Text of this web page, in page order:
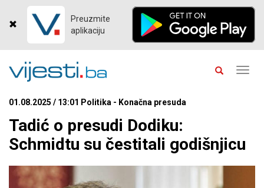
Preuzmite
aplikaciju
01.08.2025 / 13:01 Politika - Konačna presuda
Tadić o presudi Dodiku:
Schmidtu su čestitali godišnjicu